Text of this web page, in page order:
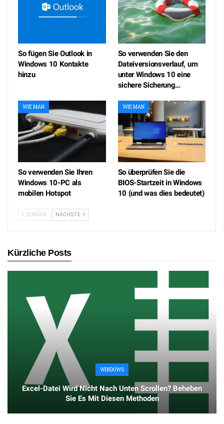
So fügen Sie Outlook in
Windows 10 Kontakte
hinzu
So verwenden Sie den
Dateiversionsverlauf, um
unter Windows 10 eine
sichere Sicherung…
WIE MAN
So verwenden Sie Ihren
Windows 10-PC als
mobilen Hotspot
WIE MAN
So überprüfen Sie die
BIOS-Startzeit in Windows
10 (und was dies bedeutet)
ZURÜCK NÄCHSTE
Kürzliche Posts
WINDOWS
Excel-Datei Wird Nicht Nach Unten Scrollen? Beheben
Sie Es Mit Diesen Methoden